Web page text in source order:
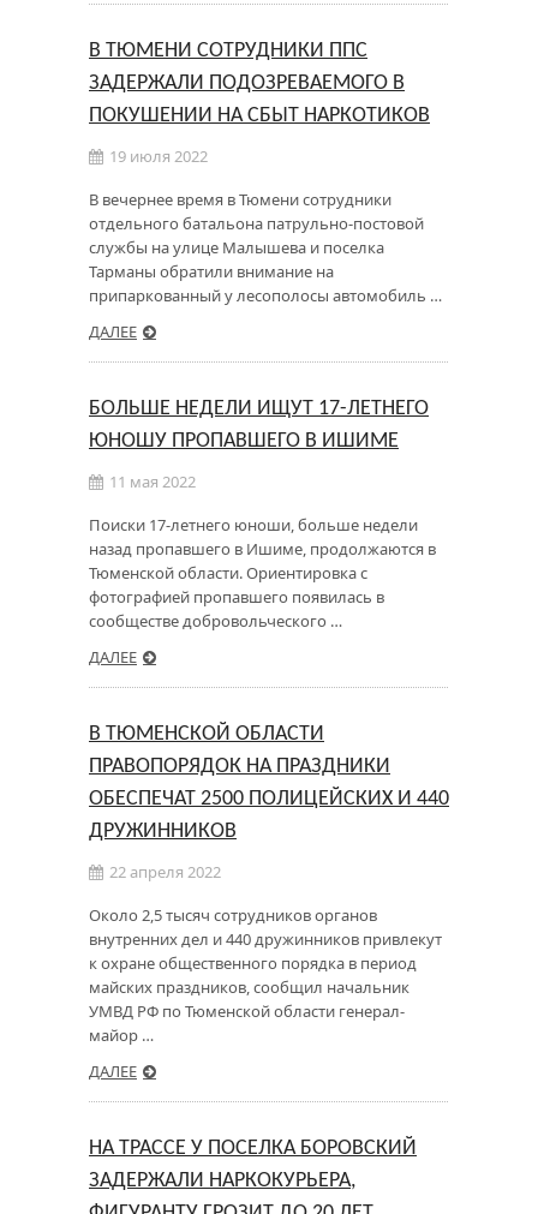
В ТЮМЕНИ СОТРУДНИКИ ППС
ЗАДЕРЖАЛИ ПОДОЗРЕВАЕМОГО В
ПОКУШЕНИИ НА СБЫТ НАРКОТИКОВ
19 июля 2022
В вечернее время в Тюмени сотрудники
отдельного батальона патрульно-постовой
службы на улице Малышева и поселка
Тарманы обратили внимание на
припаркованный у лесополосы автомобиль …
ДАЛЕЕ
БОЛЬШЕ НЕДЕЛИ ИЩУТ 17-ЛЕТНЕГО
ЮНОШУ ПРОПАВШЕГО В ИШИМЕ
11 мая 2022
Поиски 17-летнего юноши, больше недели
назад пропавшего в Ишиме, продолжаются в
Тюменской области. Ориентировка с
фотографией пропавшего появилась в
сообществе добровольческого …
ДАЛЕЕ
В ТЮМЕНСКОЙ ОБЛАСТИ
ПРАВОПОРЯДОК НА ПРАЗДНИКИ
ОБЕСПЕЧАТ 2500 ПОЛИЦЕЙСКИХ И 440
ДРУЖИННИКОВ
22 апреля 2022
Около 2,5 тысяч сотрудников органов
внутренних дел и 440 дружинников привлекут
к охране общественного порядка в период
майских праздников, сообщил начальник
УМВД РФ по Тюменской области генерал-
майор …
ДАЛЕЕ
НА ТРАССЕ У ПОСЕЛКА БОРОВСКИЙ
ЗАДЕРЖАЛИ НАРКОКУРЬЕРА,